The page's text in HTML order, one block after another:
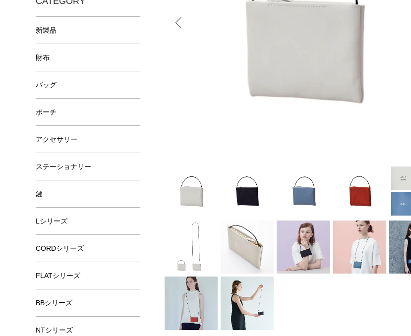
新製品
財布
バッグ
ポーチ
アクセサリー
ステーショナリー
鍵
Lシリーズ
CORDシリーズ
FLATシリーズ
BBシリーズ
NTシリーズ